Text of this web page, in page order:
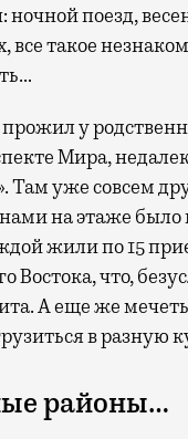
ночной поезд,
все такое
у
Мира,
Там уже совсем
на этаже было
жили по 15
Востока, что,
А еще же
в разную
районы…